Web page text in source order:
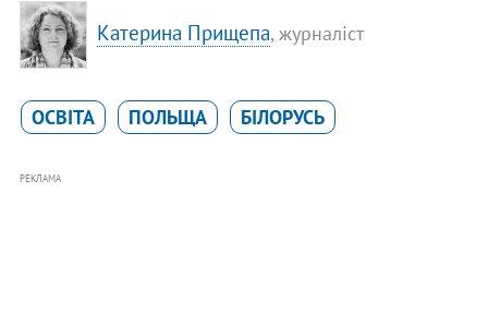
Катерина Прищепа, журналіст
ОСВІТА ПОЛЬЩА БІЛОРУСЬ
РЕКЛАМА